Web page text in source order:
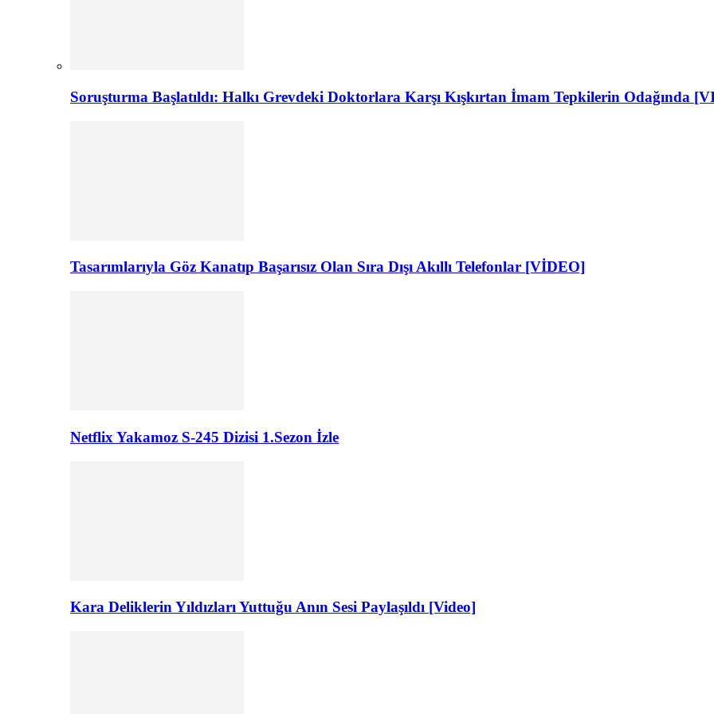
Soruşturma Başlatıldı: Halkı Grevdeki Doktorlara Karşı Kışkırtan İmam Tepkilerin Odağında
Tasarımlarıyla Göz Kanatıp Başarısız Olan Sıra Dışı Akıllı Telefonlar [VİDEO]
Netflix Yakamoz S-245 Dizisi 1.Sezon İzle
Kara Deliklerin Yıldızları Yuttuğu Anın Sesi Paylaşıldı [Video]